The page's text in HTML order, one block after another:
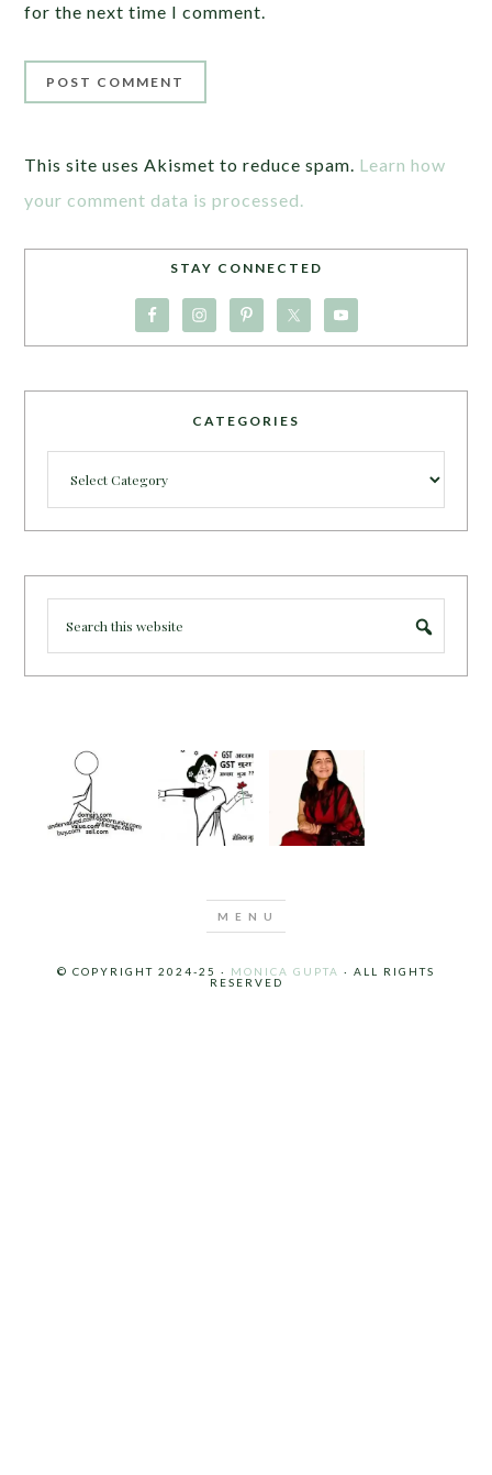
for the next time I comment.
This site uses Akismet to reduce spam. Learn how
your comment data is processed.
STAY CONNECTED
CATEGORIES
© COPYRIGHT 2024-25 · MONICA GUPTA · ALL RIGHTS
RESERVED